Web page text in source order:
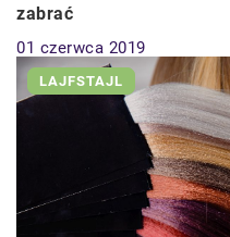
zabrać
01 czerwca 2019
LAJFSTAJL